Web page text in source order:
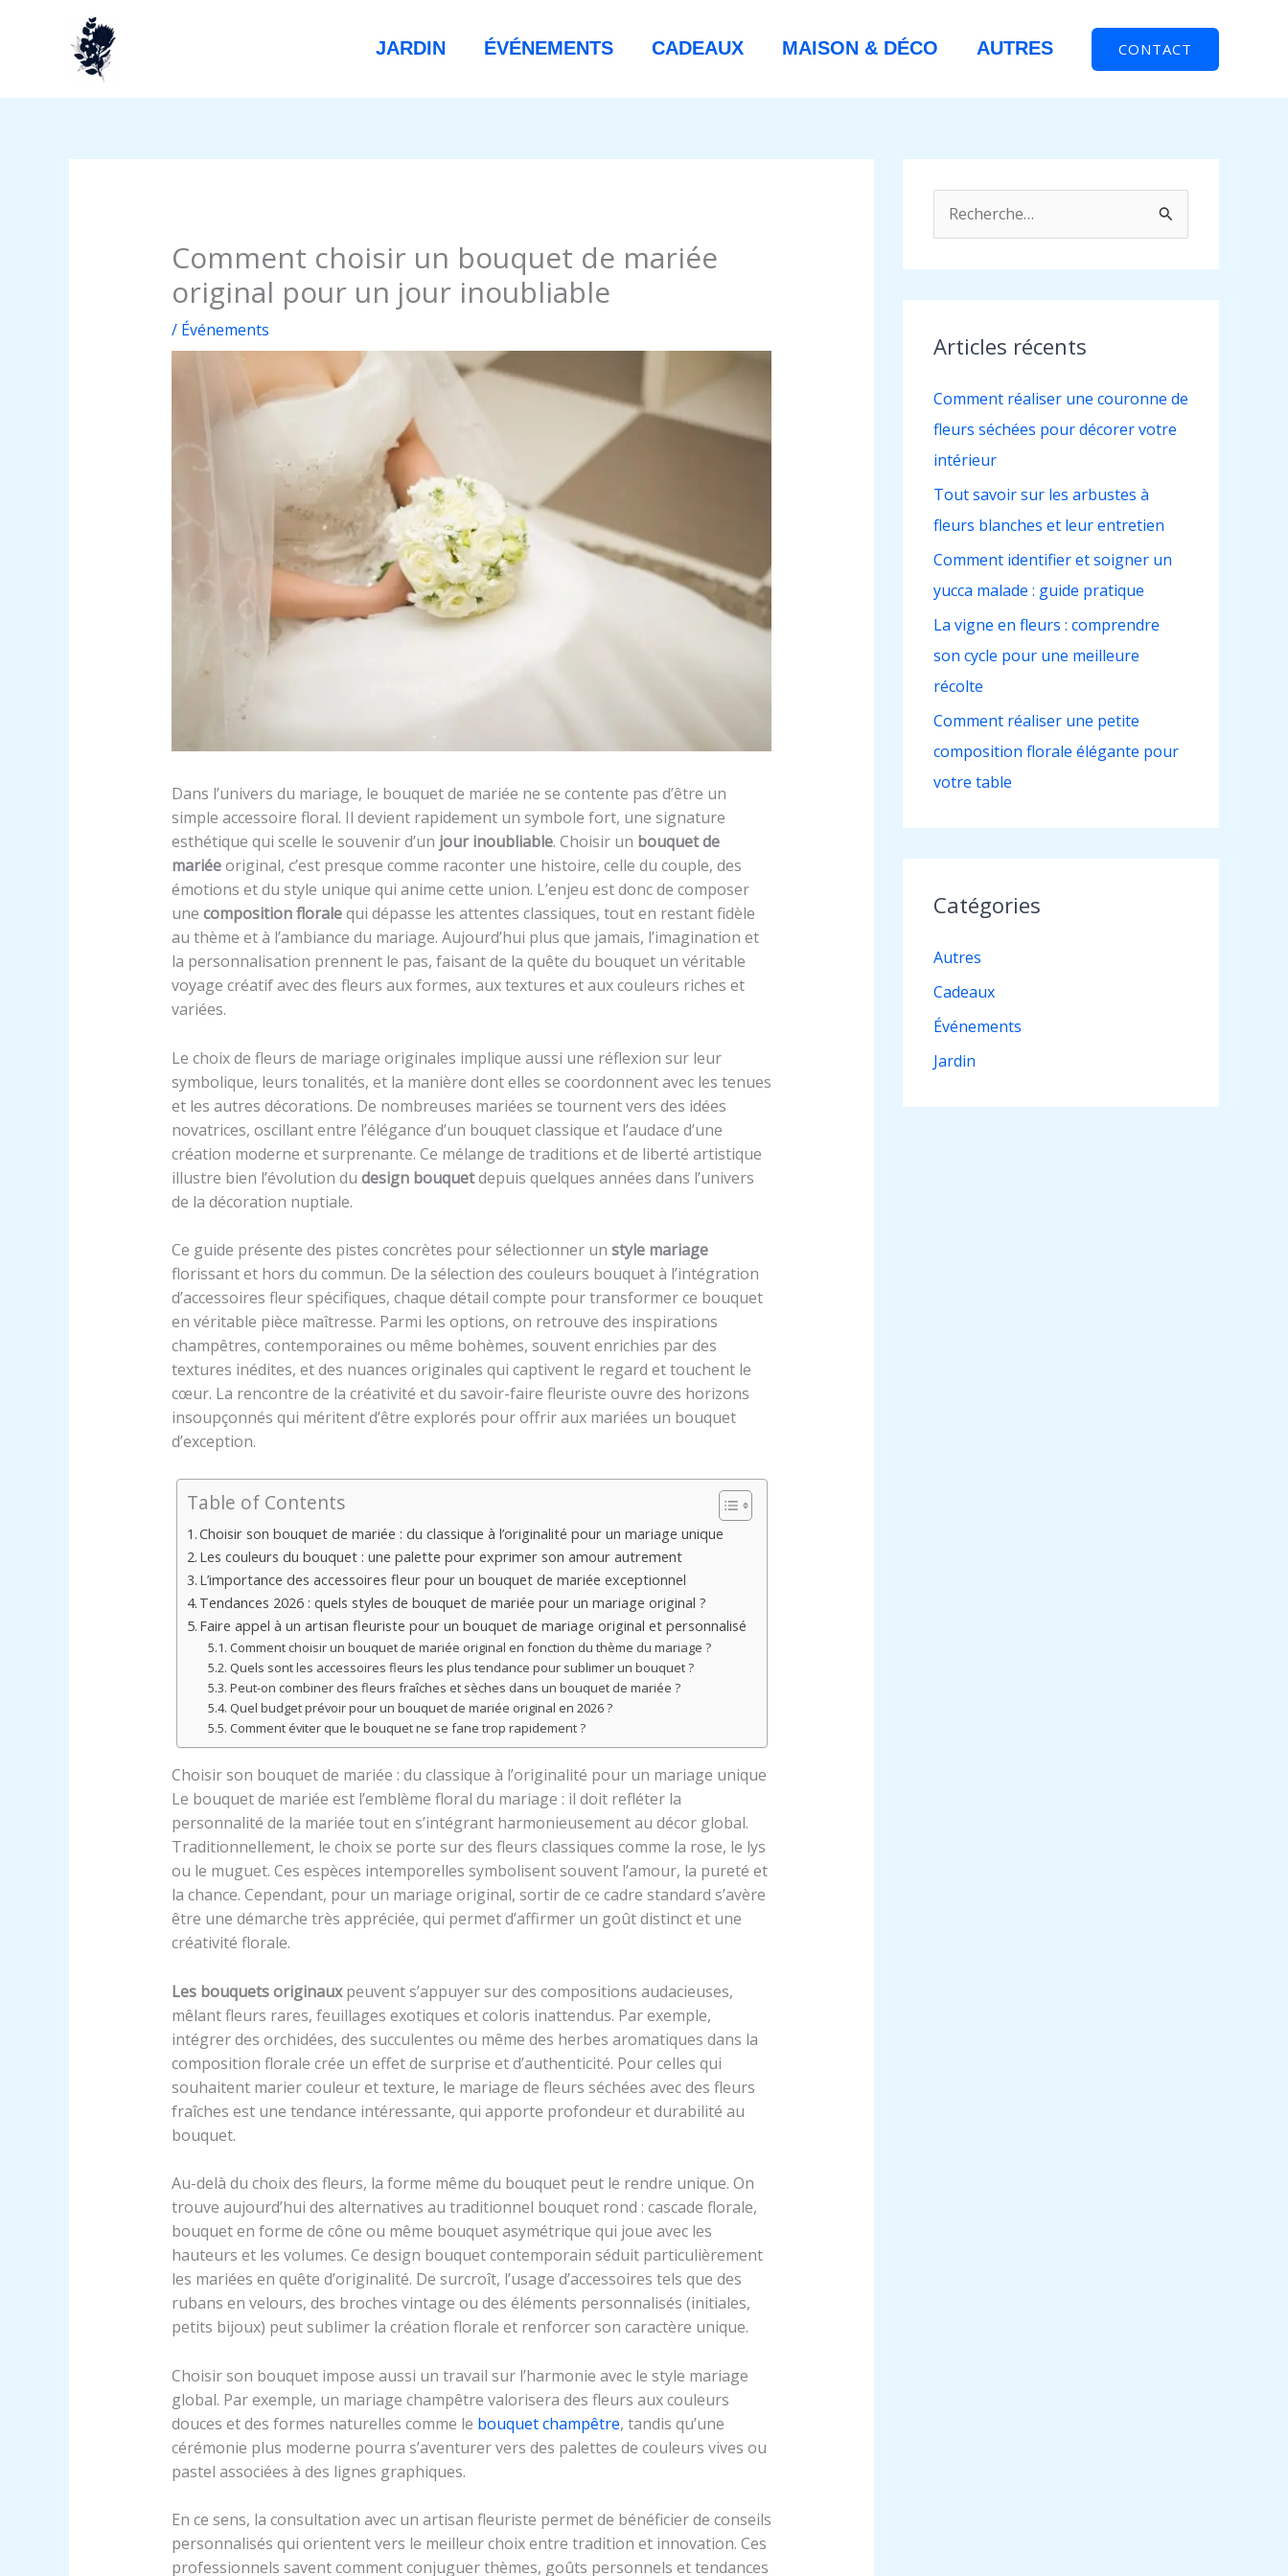
JARDIN ÉVÉNEMENTS CADEAUX MAISON & DÉCO AUTRES CONTACT
Comment choisir un bouquet de mariée
original pour un jour inoubliable
/ Événements
Dans l’univers du mariage, le bouquet de mariée ne se contente pas d’être un
simple accessoire floral. Il devient rapidement un symbole fort, une signature
esthétique qui scelle le souvenir d’un jour inoubliable. Choisir un bouquet de
mariéeoriginal, c’est presque comme raconter une histoire, celle du couple, des
émotions et du style unique qui anime cette union. L’enjeu est donc de composer
une composition floralequi dépasse les attentes classiques, tout en restant fidèle
au thème et à l’ambiance du mariage. Aujourd’hui plus que jamais, l’imagination et
la personnalisation prennent le pas, faisant de la quête du bouquet un véritable
voyage créatif avec des fleurs aux formes, aux textures et aux couleurs riches et
variées.
Le choix de fleurs de mariage originales implique aussi une réflexion sur leur
symbolique, leurs tonalités, et la manière dont elles se coordonnent avec les tenues
et les autres décorations. De nombreuses mariées se tournent vers des idées
novatrices, oscillant entre l’élégance d’un bouquet classique et l’audace d’une
création moderne et surprenante. Ce mélange de traditions et de liberté artistique
illustre bien l’évolution du design bouquetdepuis quelques années dans l’univers
de la décoration nuptiale.
Ce guide présente des pistes concrètes pour sélectionner un style mariage
florissant et hors du commun. De la sélection des couleurs bouquet à l’intégration
d’accessoires fleur spécifiques, chaque détail compte pour transformer ce bouquet
en véritable pièce maîtresse. Parmi les options, on retrouve des inspirations
champêtres, contemporaines ou même bohèmes, souvent enrichies par des
textures inédites, et des nuances originales qui captivent le regard et touchent le
cœur. La rencontre de la créativité et du savoir-faire fleuriste ouvre des horizons
insoupçonnés qui méritent d’être explorés pour offrir aux mariées un bouquet
d’exception.
Table of Contents
Choisir son bouquet de mariée : du classique à l’originalité pour un mariage unique
Les couleurs du bouquet : une palette pour exprimer son amour autrement
L’importance des accessoires fleur pour un bouquet de mariée exceptionnel
Tendances 2026 : quels styles de bouquet de mariée pour un mariage original ?
Faire appel à un artisan fleuriste pour un bouquet de mariage original et personnalisé
Comment choisir un bouquet de mariée original en fonction du thème du mariage ?
Quels sont les accessoires fleurs les plus tendance pour sublimer un bouquet ?
Peut-on combiner des fleurs fraîches et sèches dans un bouquet de mariée ?
Quel budget prévoir pour un bouquet de mariée original en 2026 ?
Comment éviter que le bouquet ne se fane trop rapidement ?
Choisir son bouquet de mariée : du classique à l’originalité pour un mariage unique
Le bouquet de mariée est l’emblème floral du mariage : il doit refléter la
personnalité de la mariée tout en s’intégrant harmonieusement au décor global.
Traditionnellement, le choix se porte sur des fleurs classiques comme la rose, le lys
ou le muguet. Ces espèces intemporelles symbolisent souvent l’amour, la pureté et
la chance. Cependant, pour un mariage original, sortir de ce cadre standard s’avère
être une démarche très appréciée, qui permet d’affirmer un goût distinct et une
créativité florale.
Les bouquets originauxpeuvent s’appuyer sur des compositions audacieuses,
mêlant fleurs rares, feuillages exotiques et coloris inattendus. Par exemple,
intégrer des orchidées, des succulentes ou même des herbes aromatiques dans la
composition florale crée un effet de surprise et d’authenticité. Pour celles qui
souhaitent marier couleur et texture, le mariage de fleurs séchées avec des fleurs
fraîches est une tendance intéressante, qui apporte profondeur et durabilité au
bouquet.
Au-delà du choix des fleurs, la forme même du bouquet peut le rendre unique. On
trouve aujourd’hui des alternatives au traditionnel bouquet rond : cascade florale,
bouquet en forme de cône ou même bouquet asymétrique qui joue avec les
hauteurs et les volumes. Ce design bouquet contemporain séduit particulièrement
les mariées en quête d’originalité. De surcroît, l’usage d’accessoires tels que des
rubans en velours, des broches vintage ou des éléments personnalisés (initiales,
petits bijoux) peut sublimer la création florale et renforcer son caractère unique.
Choisir son bouquet impose aussi un travail sur l’harmonie avec le style mariage
global. Par exemple, un mariage champêtre valorisera des fleurs aux couleurs
douces et des formes naturelles comme le bouquet champêtre, tandis qu’une
cérémonie plus moderne pourra s’aventurer vers des palettes de couleurs vives ou
pastel associées à des lignes graphiques.
En ce sens, la consultation avec un artisan fleuriste permet de bénéficier de conseils
personnalisés qui orientent vers le meilleur choix entre tradition et innovation. Ces
professionnels savent comment conjuguer thèmes, goûts personnels et tendances
e
c
h
e
r
:
Articles récents
Comment réaliser une couronne de
fleurs séchées pour décorer votre
intérieur
Tout savoir sur les arbustes à
fleurs blanches et leur entretien
Comment identifier et soigner un
yucca malade : guide pratique
La vigne en fleurs : comprendre
son cycle pour une meilleure
récolte
Comment réaliser une petite
composition florale élégante pour
votre table
Catégories
Autres
Cadeaux
Événements
Jardin